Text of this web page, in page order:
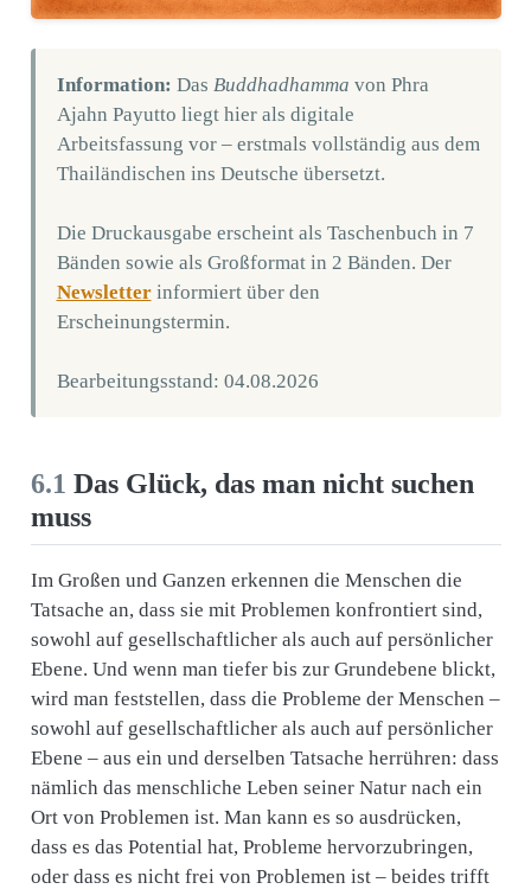
Information: Das Buddhadhamma von Phra
Ajahn Payutto liegt hier als digitale
Arbeitsfassung vor – erstmals vollständig aus dem
Thailändischen ins Deutsche übersetzt.
Die Druckausgabe erscheint als Taschenbuch in 7
Bänden sowie als Großformat in 2 Bänden. Der
Newsletterinformiert über den
Erscheinungstermin.
Bearbeitungsstand: 04.08.2026
6.1 Das Glück, das man nicht suchen
muss
Im Großen und Ganzen erkennen die Menschen die
Tatsache an, dass sie mit Problemen konfrontiert sind,
sowohl auf gesellschaftlicher als auch auf persönlicher
Ebene. Und wenn man tiefer bis zur Grundebene blickt,
wird man feststellen, dass die Probleme der Menschen –
sowohl auf gesellschaftlicher als auch auf persönlicher
Ebene – aus ein und derselben Tatsache herrühren: dass
nämlich das menschliche Leben seiner Natur nach ein
Ort von Problemen ist. Man kann es so ausdrücken,
dass es das Potential hat, Probleme hervorzubringen,
oder dass es nicht frei von Problemen ist – beides trifft